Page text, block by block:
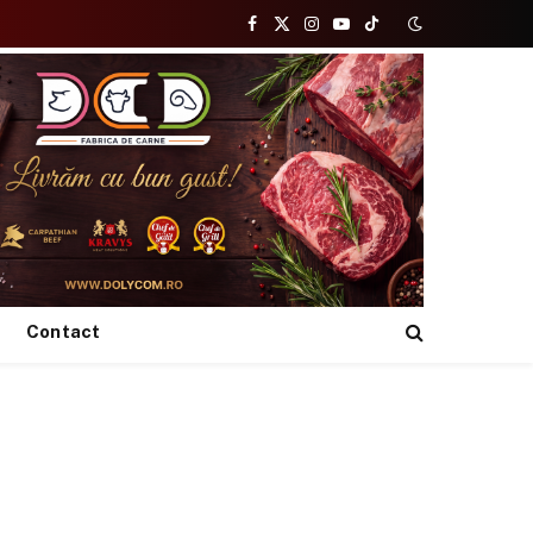
Facebook
X
(Twitter)
Instagram
YouTubeTikTok
Contact